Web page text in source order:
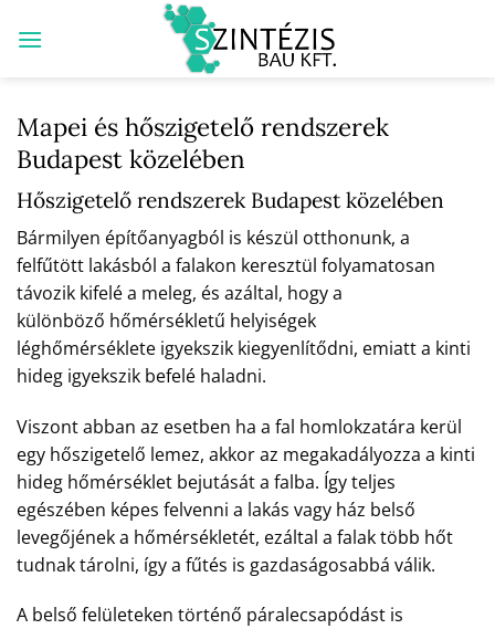
Mapei és hőszigetelő rendszerek
Budapest közelében
Hőszigetelő rendszerek Budapest közelében
Bármilyen építőanyagból is készül otthonunk, a
felfűtött lakásból a falakon keresztül folyamatosan
távozik kifelé a meleg, és azáltal, hogy a
különböző hőmérsékletű helyiségek
léghőmérséklete igyekszik kiegyenlítődni, emiatt a kinti
hideg igyekszik befelé haladni.
Viszont abban az esetben ha a fal homlokzatára kerül
egy hőszigetelő lemez, akkor az megakadályozza a kinti
hideg hőmérséklet bejutását a falba. Így teljes
egészében képes felvenni a lakás vagy ház belső
levegőjének a hőmérsékletét, ezáltal a falak több hőt
tudnak tárolni, így a fűtés is gazdaságosabbá válik.
A belső felületeken történő páralecsapódást is